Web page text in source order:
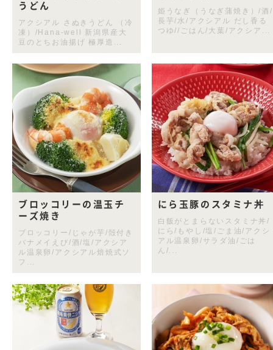
うどん
アクシアル さぬきうどん （冷
凍）/Hana-well 新潟県産大
豆のとちお油揚げ 極厚造...
姫うなぎ（うなぎ蒲焼き）/酒/
長芋/水/アクシアル だし香る
つゆ//ごはん/大葉/アクシア...
ブロッコリーの温玉チ
ーズ焼き
ブロッコリー/じゃが芋/殻付き
バナメイえび/酒/塩/アクシア
ル温泉卵/アクシアル焙焼式ソ
フ...
にら玉豚のスタミナ丼
白飯がとまらないスタミナ丼/
にら/もやし/塩/ごま油/アクシ
アル温泉卵/サラダ油/ごは
ん/...